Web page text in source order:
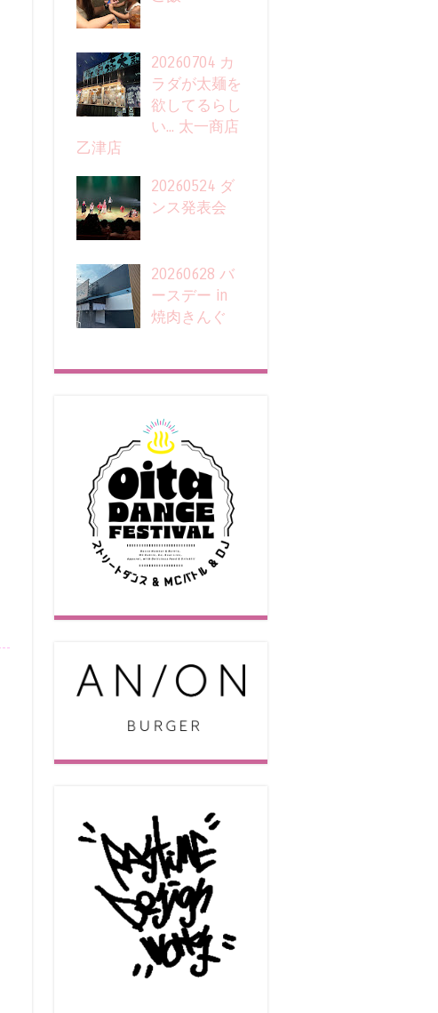
20260704 カ
ラダが太麺を
欲してるらし
い... 太一商店
乙津店
20260524 ダ
ンス発表会
20260628 バ
ースデー in
焼肉きんぐ